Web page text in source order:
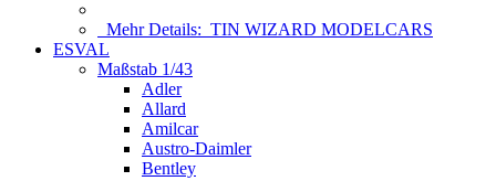
Mehr Details: TIN WIZARD MODELCARS
ESVAL
Maßstab 1/43
Adler
Allard
Amilcar
Austro-Daimler
Bentley